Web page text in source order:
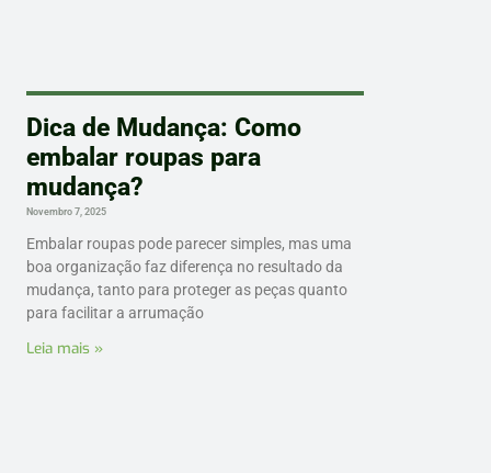
Dica de Mudança: Como
embalar roupas para
mudança?
Novembro 7, 2025
Embalar roupas pode parecer simples, mas uma
boa organização faz diferença no resultado da
mudança, tanto para proteger as peças quanto
para facilitar a arrumação
Leia mais »